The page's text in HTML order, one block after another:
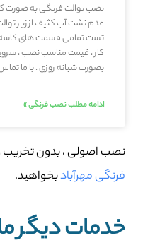
نصب توالت فرنگی به صورت
عدم نشت آب کثیف از زیر
تست تمامی قسمت های
کار ، قیمت مناسب نصب ،
بصورت شبانه روزی . با ما
ادامه مطلب نصب فرنگی »
نصب اصولی ، بدون تخریب
فرنگی مهرآبادبخواهید.
خدمات دیگر